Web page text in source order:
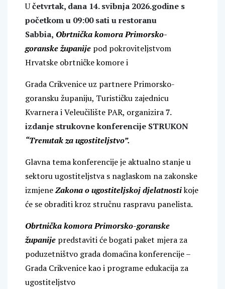
Učetvrtak, dana 14. svibnja 2026.godine s
početkom u 09:00 sati u restoranu
Sabbia, Obrtnička komora Primorsko-
goranske županije pod pokroviteljstvom
Hrvatske obrtničke komore i
Grada Crikvenice uz partnere Primorsko-
goransku županiju, Turističku zajednicu
Kvarnera i Veleučilište PAR, organizira7.
izdanje strukovne konferencije STRUKON
“Trenutak za ugostiteljstvo”.
Glavna tema konferencije je aktualno stanje u
sektoru ugostiteljstva s naglaskom na zakonske
izmjeneZakona o ugostiteljskoj djelatnostikoje
će se obraditi kroz stručnu raspravu panelista.
Obrtnička komora Primorsko-goranske
županije predstaviti će bogati paket mjera za
poduzetništvo grada domaćina konferencije –
Grada Crikvenice kao i programe edukacija za
ugostiteljstvo